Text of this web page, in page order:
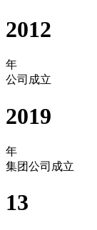
2012
年
公司成立
2019
年
集团公司成立
13